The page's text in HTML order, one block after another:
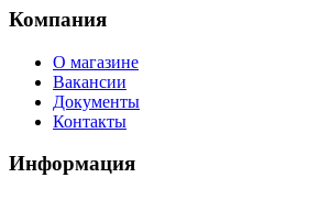
Компания
О магазине
Вакансии
Документы
Контакты
Информация